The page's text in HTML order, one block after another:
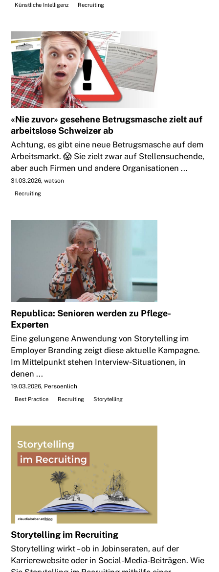
Künstliche Intelligenz
Recruiting
«Nie zuvor» gesehene Betrugsmasche zielt auf
arbeitslose Schweizer ab
Achtung, es gibt eine neue Betrugsmasche auf dem
Arbeitsmarkt. 😱 Sie zielt zwar auf Stellensuchende,
aber auch Firmen und andere Organisationen ...
31.03.2026 watson
Recruiting
Republica: Senioren werden zu Pflege-
Experten
Eine gelungene Anwendung von Storytelling im
Employer Branding zeigt diese aktuelle Kampagne.
Im Mittelpunkt stehen Interview-Situationen, in
denen ...
19.03.2026 Persoenlich
Best Practice
Recruiting Storytelling
Storytelling im Recruiting
Storytelling wirkt – ob in Jobinseraten, auf der
Karrierewebsite oder in Social-Media-Beiträgen. Wie